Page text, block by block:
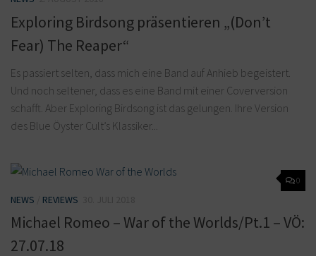
Exploring Birdsong präsentieren „(Don’t
Fear) The Reaper“
Es passiert selten, dass mich eine Band auf Anhieb begeistert.
Und noch seltener, dass es eine Band mit einer Coverversion
schafft. Aber Exploring Birdsong ist das gelungen. Ihre Version
des Blue Öyster Cult’s Klassiker...
0
NEWS REVIEWS
Michael Romeo – War of the Worlds/Pt.1 – VÖ:
27.07.18